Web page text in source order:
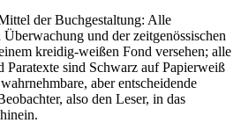
der Buchgestaltung: Alle
und der zeitgenössischen
kreidig-weißen Fond versehen; alle
Paratexte sind Schwarz auf Papierweiß
aber entscheidende
also den Leser, in das